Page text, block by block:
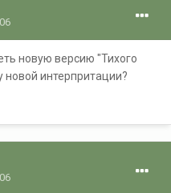
новую версию "Тихого
интерпритации?